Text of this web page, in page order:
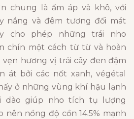
chung là ấm áp và khô, với
nắng và đêm tương đối mát
cho phép những trái nho
chín một cách từ từ và hoàn
hương vị trái cây đen đậm
át bởi các nốt xanh, végétal
ở những vùng khí hậu lạnh
dào giúp nho tích tụ lượng
nên nồng độ cồn 14.5% mạnh